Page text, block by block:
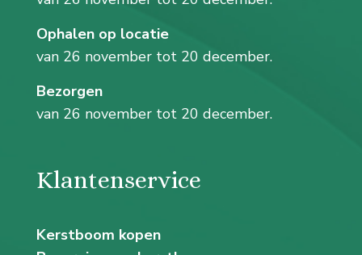
Ophalen op locatie
van 26 november tot 20 december.
Bezorgen
van 26 november tot 20 december.
Klantenservice
Kerstboom kopen